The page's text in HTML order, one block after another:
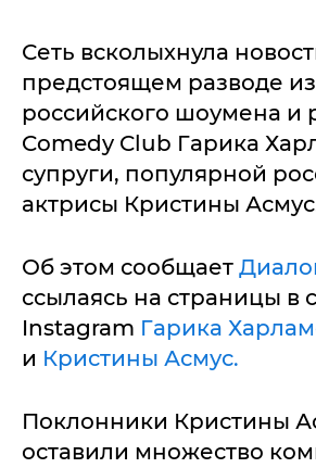
Сеть всколыхнула
предстоящем разводе
российского шоумена и
Comedy Club Гарика
супруги, популярной
актрисы Кристины
Об этом сообщает
ссылаясь на страницы в
Instagram Гарика
и Кристины Асмус.
Поклонники Кристины
оставили множество